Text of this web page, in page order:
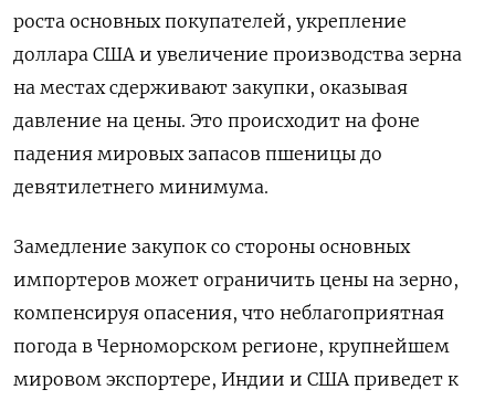
роста основных покупателей, укрепление
доллара США и увеличение производства зерна
на местах сдерживают закупки, оказывая
давление на цены. Это происходит на фоне
падения мировых запасов пшеницы до
девятилетнего минимума.
Замедление закупок со стороны основных
импортеров может ограничить цены на зерно,
компенсируя опасения, что неблагоприятная
погода в Черноморском регионе, крупнейшем
мировом экспортере, Индии и США приведет к